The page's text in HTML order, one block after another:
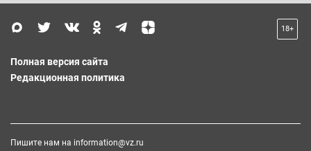
18+
Полная версия сайта
Редакционная политика
Пишите нам на information@vz.ru